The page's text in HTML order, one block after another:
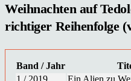
Weihnachten auf
richtiger Reihenfolge
Band / Jahr
1 / 2019
Ein Alien zu